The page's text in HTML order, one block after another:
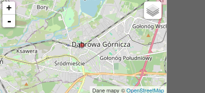
+
-
Dane mapy ©OpenStreetMap